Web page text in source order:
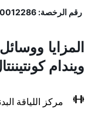
رقم الرخصة: 10012286, 7012630351
المزايا
ويندام
مركز اللياقة